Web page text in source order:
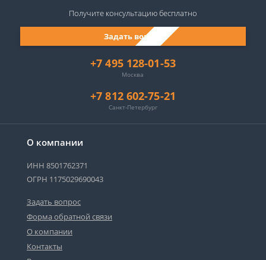
О компании
ИНН 8501762371
ОГРН 1175029690043
Задать вопрос
Форма обратной связи
О компании
Контакты
+7 495 128-01-53
Москва
+7 812 602-75-21
Санкт-Петербург
Задать вопрос
Получите консультациюбесплатно
Сергей - юрист-консультант